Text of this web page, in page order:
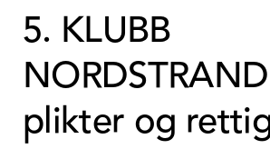
5. KLUBB
plikter og